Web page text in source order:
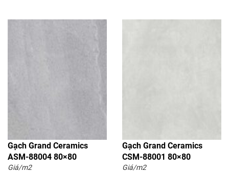
Gạch Grand Ceramics
ASM-88004 80×80
Giá/m2
Gạch Grand Ceramics
CSM-88001 80×80
Giá/m2